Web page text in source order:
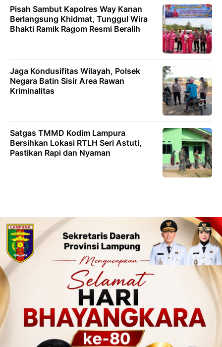
Pisah Sambut Kapolres Way Kanan
Berlangsung Khidmat, Tunggul Wira
Bhakti Ramik Ragom Resmi Beralih
Jaga Kondusifitas Wilayah, Polsek
Negara Batin Sisir Area Rawan
Kriminalitas
Satgas TMMD Kodim Lampura
Bersihkan Lokasi RTLH Seri Astuti,
Pastikan Rapi dan Nyaman